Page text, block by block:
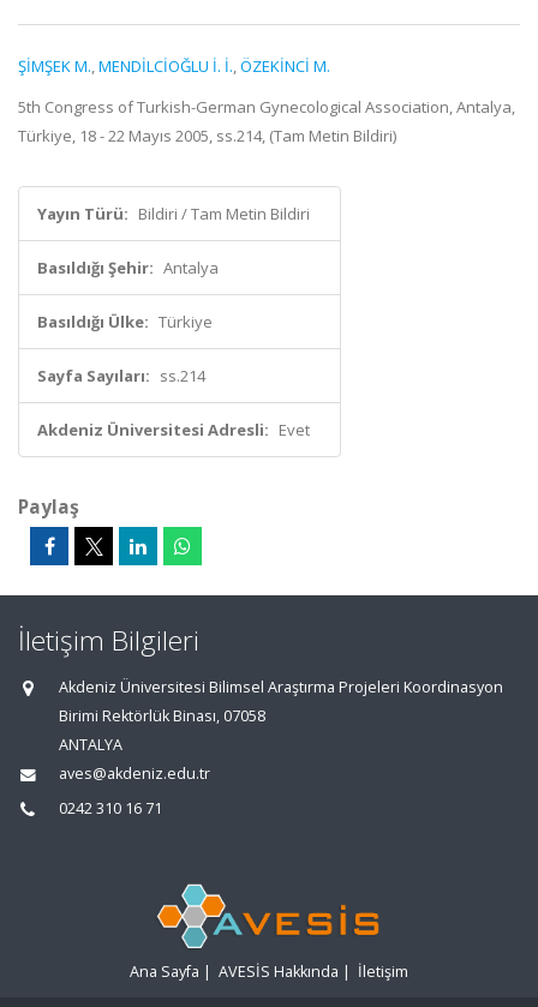
ŞİMŞEK M.,MENDİLCİOĞLU İ. İ.,ÖZEKİNCİ M.
5th Congress of Turkish-German Gynecological Association, Antalya,
Türkiye, 18 - 22 Mayıs 2005, ss.214, (Tam Metin Bildiri)
Yayın Türü: Bildiri / Tam Metin Bildiri
Basıldığı Şehir: Antalya
Basıldığı Ülke: Türkiye
Sayfa Sayıları: ss.214
Akdeniz Üniversitesi Adresli: Evet
Paylaş
İletişim Bilgileri
Akdeniz Üniversitesi Bilimsel Araştırma Projeleri Koordinasyon
Birimi Rektörlük Binası, 07058
ANTALYA
aves@akdeniz.edu.tr
0242 310 16 71
Ana Sayfa | AVESİS Hakkında | İletişim